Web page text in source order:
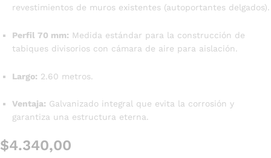
revestimientos de muros existentes (autoportantes delgados).
Perfil 70 mm: Medida estándar para la construcción de
tabiques divisorios con cámara de aire para aislación.
Largo: 2.60 metros.
Ventaja: Galvanizado integral que evita la corrosión y
garantiza una estructura eterna.
$4.340,00